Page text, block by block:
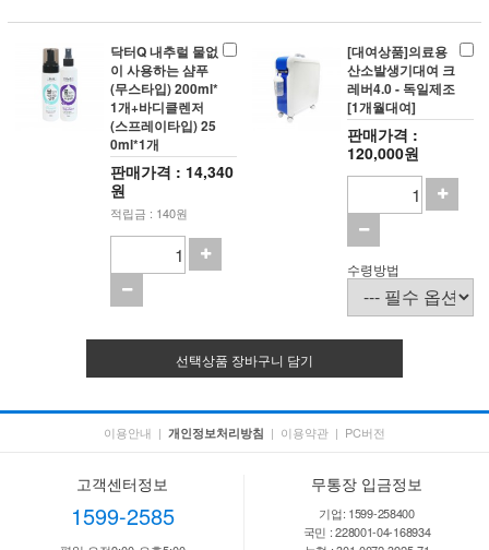
닥터Q 내추럴 물없
이 사용하는 샴푸
(무스타입) 200ml*
1개+바디클렌저
(스프레이타입) 25
0ml*1개
판매가격 : 14,340
원
적립금 : 140원
[대여상품]의료용
산소발생기대여 크
레버4.0 - 독일제조
[1개월대여]
판매가격 :
120,000원
수령방법
선택상품 장바구니 담기
이용안내 | 개인정보처리방침 | 이용약관 | PC버전
고객센터정보
1599-2585
무통장 입금정보
기업: 1599-258400
국민 : 228001-04-168934